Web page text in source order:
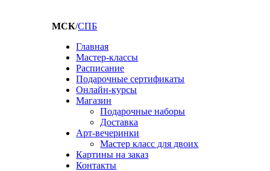
МСК/СПБ
Главная
Мастер-классы
Расписание
Подарочные сертификаты
Онлайн-курсы
Магазин
Подарочные наборы
Доставка
Арт-вечеринки
Мастер класс для двоих
Картины на заказ
Контакты